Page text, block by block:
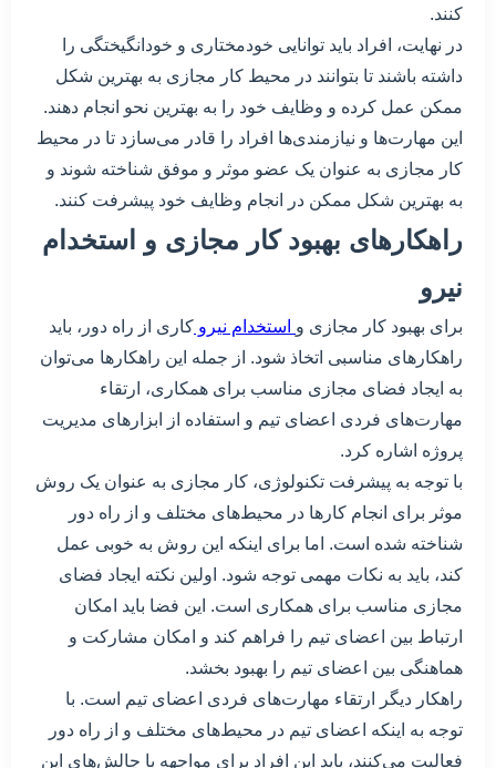
کنند.
در نهایت، افراد باید توانایی خودمختاری و خودانگیختگی را
داشته باشند تا بتوانند در محیط کار مجازی به بهترین شکل
ممکن عمل کرده و وظایف خود را به بهترین نحو انجام دهند.
این مهارت‌ها و نیازمندی‌ها افراد را قادر می‌سازد تا در محیط
کار مجازی به عنوان یک عضو موثر و موفق شناخته شوند و
به بهترین شکل ممکن در انجام وظایف خود پیشرفت کنند.
راهکارهای بهبود کار مجازی و استخدام
نیرو
برای بهبود کار مجازی و استخدام نیرو کاری از راه دور، باید
راهکارهای مناسبی اتخاذ شود. از جمله این راهکارها می‌توان
به ایجاد فضای مجازی مناسب برای همکاری، ارتقاء
مهارت‌های فردی اعضای تیم و استفاده از ابزارهای مدیریت
پروژه اشاره کرد.
با توجه به پیشرفت تکنولوژی، کار مجازی به عنوان یک روش
موثر برای انجام کارها در محیط‌های مختلف و از راه دور
شناخته شده است. اما برای اینکه این روش به خوبی عمل
کند، باید به نکات مهمی توجه شود. اولین نکته ایجاد فضای
مجازی مناسب برای همکاری است. این فضا باید امکان
ارتباط بین اعضای تیم را فراهم کند و امکان مشارکت و
هماهنگی بین اعضای تیم را بهبود بخشد.
راهکار دیگر ارتقاء مهارت‌های فردی اعضای تیم است. با
توجه به اینکه اعضای تیم در محیط‌های مختلف و از راه دور
فعالیت می‌کنند، باید این افراد برای مواجهه با چالش‌های این